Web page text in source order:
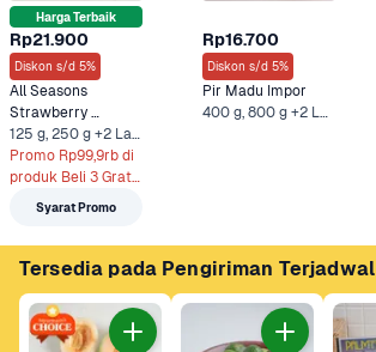
Harga Terbaik
Rp21.900
Diskon s/d 5%
All Seasons
Strawberry
Sweethearts
Hidroponik
125 g, 250 g +2 Lainnya
Promo Rp99,9rb di
produk Beli 3 Gratis
2 (125g)**
Syarat Promo
Rp16.700
Diskon s/d 5%
Pir Madu Impor
400 g, 800 g +2 Lainnya
Tersedia pada Pengiriman Terjadwal